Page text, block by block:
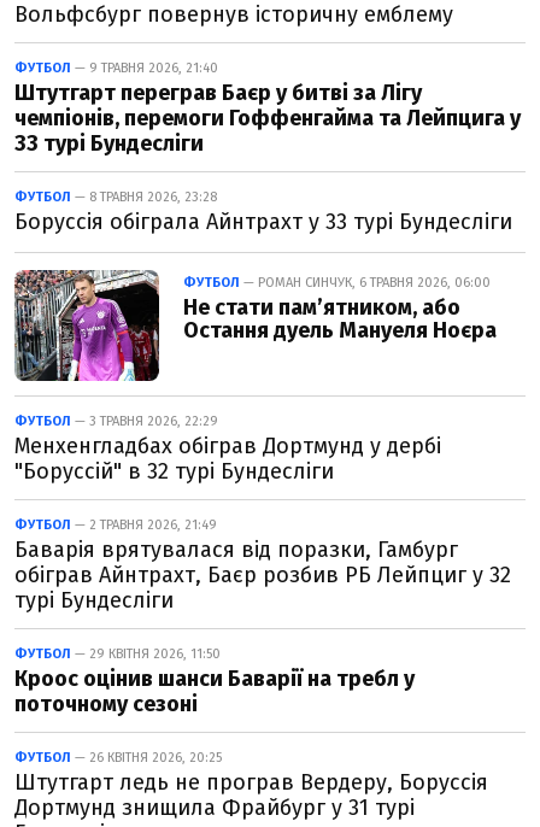
Вольфсбург повернув історичну емблему
ФУТБОЛ — 9 ТРАВНЯ 2026, 21:40
Штутгарт переграв Баєр у битві за Лігу
чемпіонів, перемоги Гоффенгайма та Лейпцига у
33 турі Бундесліги
ФУТБОЛ — 8 ТРАВНЯ 2026, 23:28
Боруссія обіграла Айнтрахт у 33 турі Бундесліги
ФУТБОЛ — РОМАН СИНЧУК, 6 ТРАВНЯ 2026, 06:00
Не стати пам’ятником, або
Остання дуель Мануеля Ноєра
ФУТБОЛ — 3 ТРАВНЯ 2026, 22:29
Менхенгладбах обіграв Дортмунд у дербі
"Боруссій" в 32 турі Бундесліги
ФУТБОЛ — 2 ТРАВНЯ 2026, 21:49
Баварія врятувалася від поразки, Гамбург
обіграв Айнтрахт, Баєр розбив РБ Лейпциг у 32
турі Бундесліги
ФУТБОЛ — 29 КВІТНЯ 2026, 11:50
Кроос оцінив шанси Баварії на требл у
поточному сезоні
ФУТБОЛ — 26 КВІТНЯ 2026, 20:25
Штутгарт ледь не програв Вердеру, Боруссія
Дортмунд знищила Фрайбург у 31 турі